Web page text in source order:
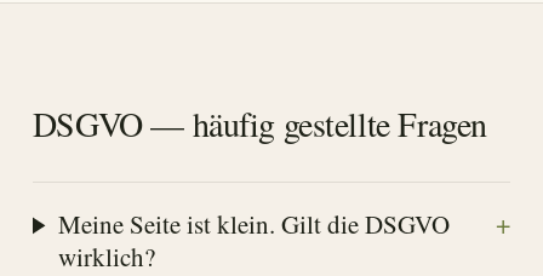
DSGVO — häufig gestellte Fragen
Meine Seite ist klein. Gilt die DSGVO
wirklich?
+